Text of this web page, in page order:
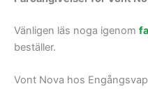
Vänligen läs noga igenom
beställer.
Vont Nova hos